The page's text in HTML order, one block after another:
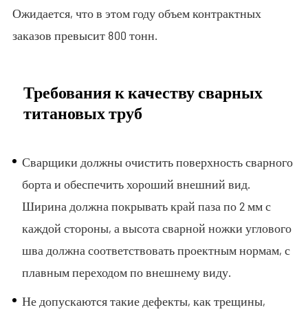
Ожидается, что в этом году объем контрактных
заказов превысит 800 тонн.
Требования к качеству сварных
титановых труб
Сварщики должны очистить поверхность сварного
борта и обеспечить хороший внешний вид.
Ширина должна покрывать край паза по 2 мм с
каждой стороны, а высота сварной ножки углового
шва должна соответствовать проектным нормам, с
плавным переходом по внешнему виду.
Не допускаются такие дефекты, как трещины,